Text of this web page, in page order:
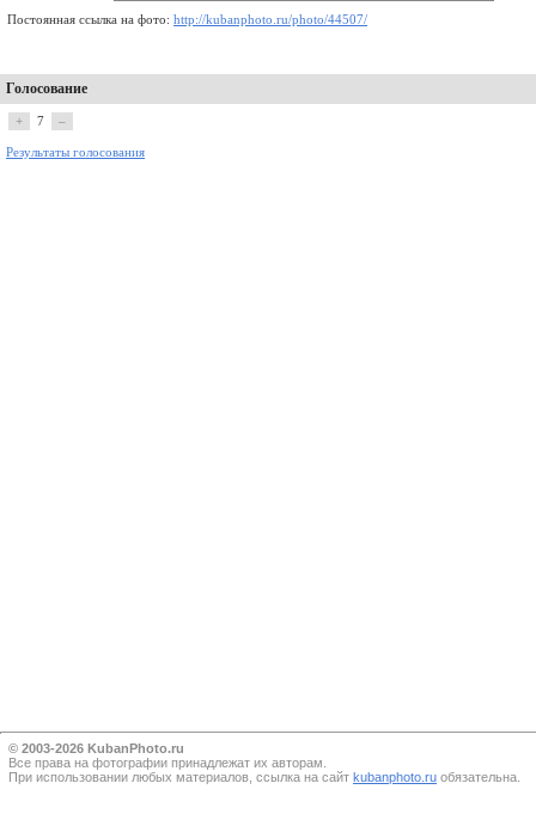
Постоянная ссылка на фото: http://kubanphoto.ru/photo/44507/
Голосование
+ 7 –
Результаты голосования
© 2003-2026 KubanPhoto.ru
Все прaва на фотографии принадлежат их авторам.
При использовании любых материалов, ссылка на сайт kubanphoto.ru обязательна.